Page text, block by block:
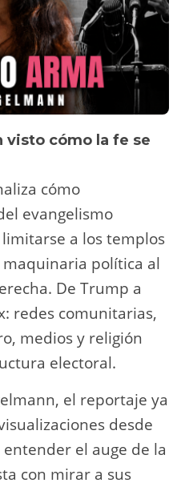
visto cómo la fe se
cómo
evangelismo
a los templos
política al
De Trump a
redes comunitarias,
medios y religión
electoral.
el reportaje ya
desde
el auge de la
con mirar a sus